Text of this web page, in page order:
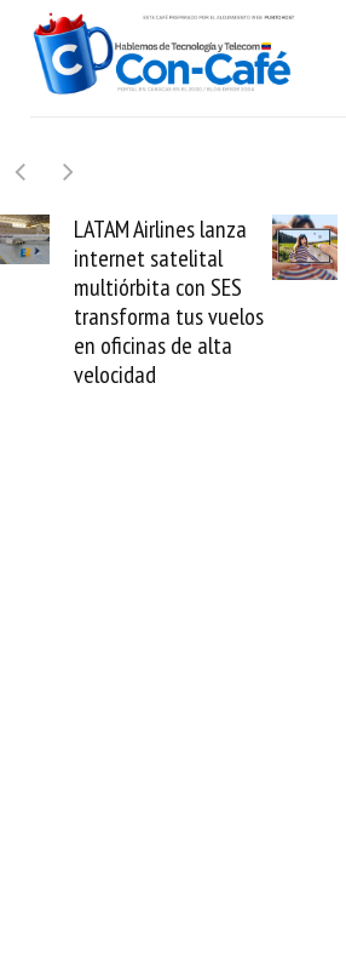
Samsung Galaxy Z
Fold8 la novedad
plegable y un
formato fácil de
enamorse